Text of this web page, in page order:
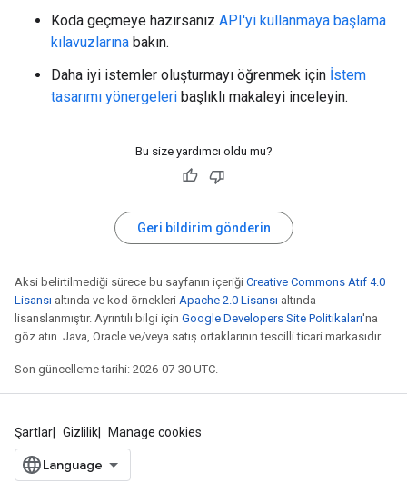
Koda geçmeye hazırsanız API'yi kullanmaya başlama
kılavuzlarına bakın.
Daha iyi istemler oluşturmayı öğrenmek için İstem
tasarımı yönergeleri başlıklı makaleyi inceleyin.
Bu size yardımcı oldu mu?
Geri bildirim gönderin
Aksi belirtilmediği sürece bu sayfanın içeriği Creative Commons Atıf 4.0
Lisansı altında ve kod örnekleri Apache 2.0 Lisansı altında
lisanslanmıştır. Ayrıntılı bilgi için Google Developers Site Politikaları'na
göz atın. Java, Oracle ve/veya satış ortaklarının tescilli ticari markasıdır.
Son güncelleme tarihi: 2026-07-30 UTC.
Şartlar Gizlilik Manage cookies